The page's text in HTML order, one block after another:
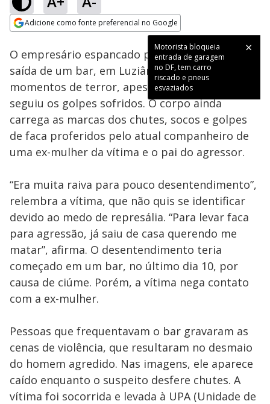
Adicione como fonte preferencial no Google
Motorista bloqueia
entrada de garagem
no DF, tem carro
riscado e pneus
esvaziados
Ativar
Loaded :
37.66%
O empresário espancado por dois homens na
saída de um bar, em Luziânia, não esquece os
momentos de terror, apesar do desmaio que
seguiu os golpes sofridos. O corpo ainda
carrega as marcas dos chutes, socos e golpes
de faca proferidos pelo atual companheiro de
uma ex-mulher da vítima e o pai do agressor.
“Era muita raiva para pouco desentendimento”,
relembra a vítima, que não quis se identificar
devido ao medo de represália. “Para levar faca
para agressão, já saiu de casa querendo me
matar”, afirma. O desentendimento teria
começado em um bar, no último dia 10, por
causa de ciúme. Porém, a vítima nega contato
com a ex-mulher.
Pessoas que frequentavam o bar gravaram as
cenas de violência, que resultaram no desmaio
do homem agredido. Nas imagens, ele aparece
caído enquanto o suspeito desfere chutes. A
vítima foi socorrida e levada à UPA (Unidade de